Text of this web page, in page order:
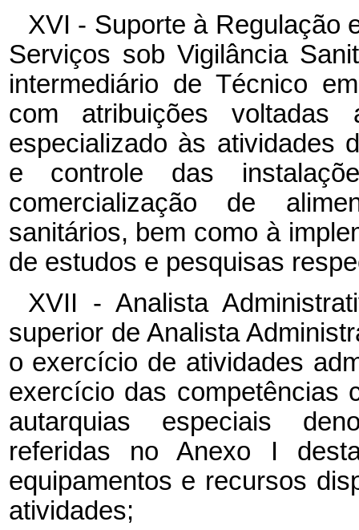
XVI - Suporte à Regulação
Serviços sob Vigilância
intermediário de Técnico
com atribuições
especializado às atividades
e controle das
comercialização de
sanitários, bem como à
de estudos e pesquisas
XVII - Analista
superior de Analista
o exercício de atividades
exercício das competências
autarquias especiais
referidas no Anexo I
equipamentos e recursos
atividades;